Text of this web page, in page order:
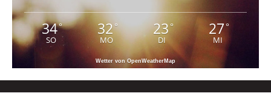
34°
SO
32°
MO
23°
DI
27°
MI
Wetter von OpenWeatherMap